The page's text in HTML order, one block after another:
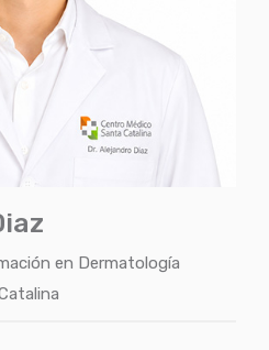
en Dermatología